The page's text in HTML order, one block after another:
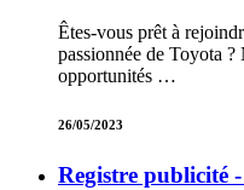
Êtes-vous prêt à
passionnée de Toyota
opportunités …
26/05/2023
Registre publicité